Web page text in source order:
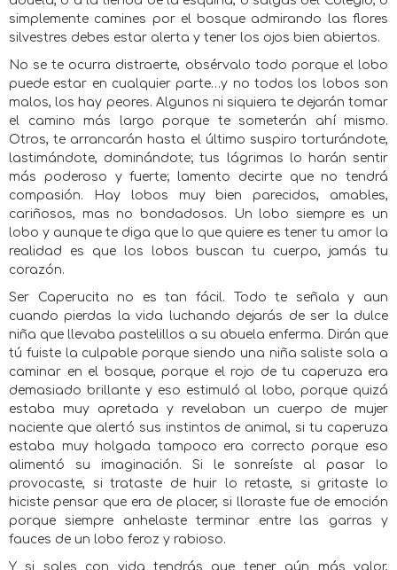
simplemente camines por el bosque admirando las flores
silvestres debes estar alerta y tener los ojos bien abiertos.
No se te ocurra distraerte, obsérvalo todo porque el lobo
puede estar en cualquier parte…y no todos los lobos son
malos, los hay peores. Algunos ni siquiera te dejarán tomar
el camino más largo porque te someterán ahí mismo.
Otros, te arrancarán hasta el último suspiro torturándote,
lastimándote, dominándote; tus lágrimas lo harán sentir
más poderoso y fuerte; lamento decirte que no tendrá
compasión. Hay lobos muy bien parecidos, amables,
cariñosos, mas no bondadosos. Un lobo siempre es un
lobo y aunque te diga que lo que quiere es tener tu amor la
realidad es que los lobos buscan tu cuerpo, jamás tu
corazón.
Ser Caperucita no es tan fácil. Todo te señala y aun
cuando pierdas la vida luchando dejarás de ser la dulce
niña que llevaba pastelillos a su abuela enferma. Dirán que
tú fuiste la culpable porque siendo una niña saliste sola a
caminar en el bosque, porque el rojo de tu caperuza era
demasiado brillante y eso estimuló al lobo, porque quizá
estaba muy apretada y revelaban un cuerpo de mujer
naciente que alertó sus instintos de animal, si tu caperuza
estaba muy holgada tampoco era correcto porque eso
alimentó su imaginación. Si le sonreíste al pasar lo
provocaste, si trataste de huir lo retaste, si gritaste lo
hiciste pensar que era de placer, si lloraste fue de emoción
porque siempre anhelaste terminar entre las garras y
fauces de un lobo feroz y rabioso.
Y si sales con vida tendrás que tener aún más valor,